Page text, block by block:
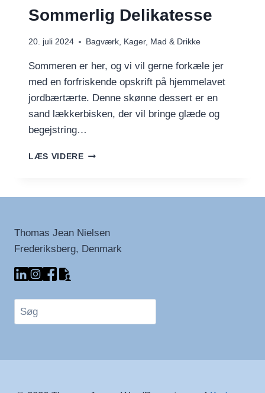
Sommerlig Delikatesse
20. juli 2024 Bagværk, Kager, Mad & Drikke
Sommeren er her, og vi vil gerne forkæle jer
med en forfriskende opskrift på hjemmelavet
jordbærtærte. Denne skønne dessert er en
sand lækkerbisken, der vil bringe glæde og
begejstring…
LÆS VIDEREJORDBÆRTÆRTE
Thomas Jean Nielsen
Frederiksberg, Denmark
Søg